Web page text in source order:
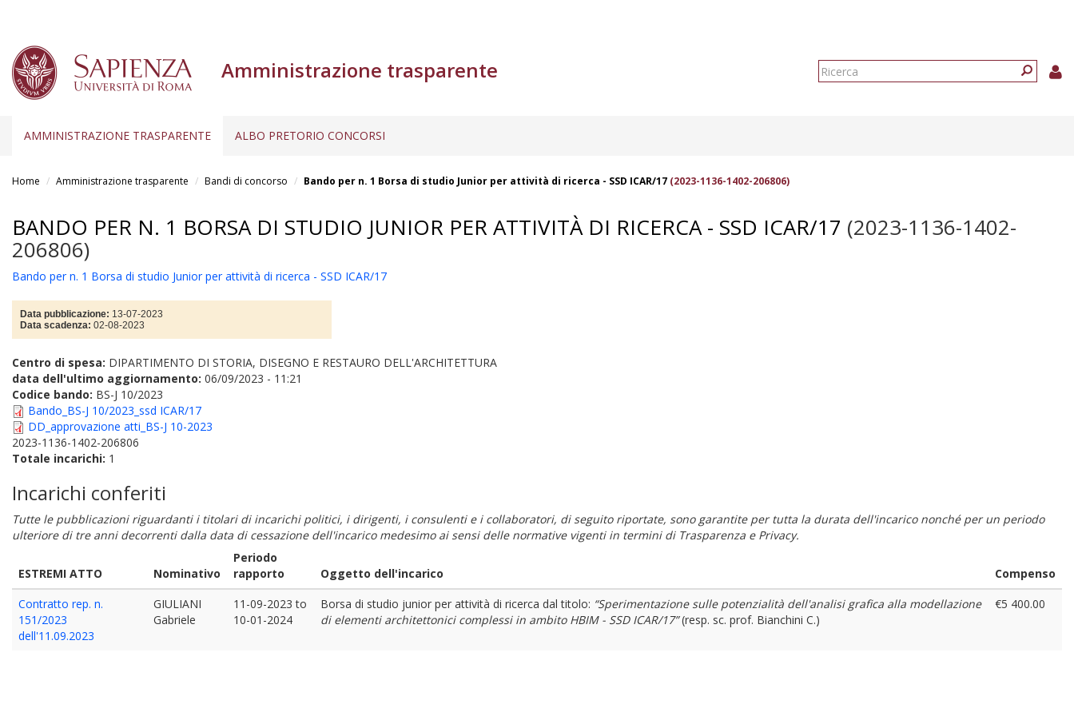
Amministrazione trasparente
Form
AMMINISTRAZIONE TRASPARENTE ALBO PRETORIO CONCORSI
Home Amministrazione trasparente Bandi di concorso Bando per n. 1 Borsa di studio Junior per attività di ricerca - SSD ICAR/17 (2023-1136-1402-206806)
BANDO PER N. 1 BORSA DI STUDIO JUNIOR PER ATTIVITÀ DI RICERCA - SSD ICAR/17 (2023-1136-1402-
206806)
Bando per n. 1 Borsa di studio Junior per attività di ricerca - SSD ICAR/17
Data pubblicazione: 13-07-2023
Data scadenza: 02-08-2023
Centro di spesa: DIPARTIMENTO DI STORIA, DISEGNO E RESTAURO DELL'ARCHITETTURA
data dell'ultimo aggiornamento: 06/09/2023 - 11:21
Codice bando: BS-J 10/2023
Bando_BS-J 10/2023_ssd ICAR/17
DD_approvazione atti_BS-J 10-2023
2023-1136-1402-206806
Totale incarichi: 1
Incarichi conferiti
Tutte le pubblicazioni riguardanti i titolari di incarichi politici, i dirigenti, i consulenti e i collaboratori, di seguito riportate, sono garantite per tutta la durata dell'incarico nonché per un periodo
ulteriore di tre anni decorrenti dalla data di cessazione dell'incarico medesimo ai sensi delle normative vigenti in termini di Trasparenza e Privacy.
ESTREMI ATTO Nominativo
Periodo
rapporto
Oggetto dell'incarico
Compenso
Contratto rep. n.
151/2023
dell'11.09.2023
GIULIANI
Gabriele
11-09-2023 to
10-01-2024
Borsa di studio junior per attività di ricerca dal titolo: “Sperimentazione sulle potenzialità dell'analisi grafica alla modellazione
di elementi architettonici complessi in ambito HBIM - SSD ICAR/17”(resp. sc. prof. Bianchini C.)
€5 400.00